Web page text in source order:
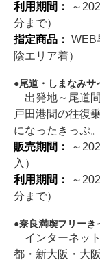
利用期間：
～
分まで）
指定商品： WEB
陰エリア着）
尾道・しまなみサ
出発地～尾道
戸田港間の往復
になったきっぷ
販売期間：
～
入）
利用期間：
～
分まで）
奈良満喫フリーき
インターネッ
都・新大阪・大